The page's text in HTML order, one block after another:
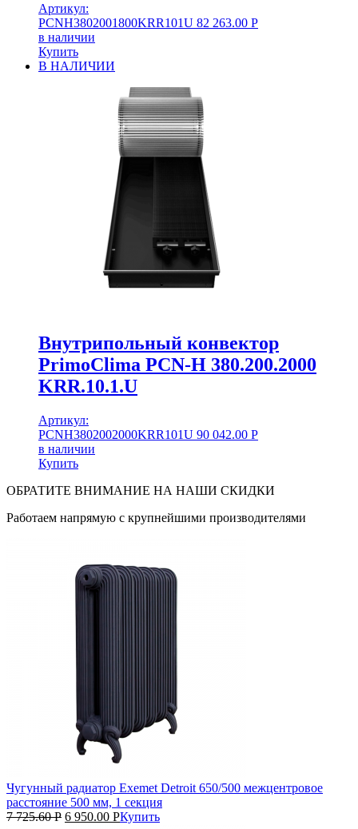
Артикул:
PCNH3802001800KRR101U 82 263.00 Р
в наличии
Купить
В НАЛИЧИИ
Внутрипольный конвектор
PrimoClima PCN-H 380.200.2000
KRR.10.1.U
Артикул:
PCNH3802002000KRR101U 90 042.00 Р
в наличии
Купить
ОБРАТИТЕ ВНИМАНИЕ НА НАШИ СКИДКИ
Работаем напрямую с крупнейшими производителями
Чугунный радиатор Exemet Detroit 650/500 межцентровое
расстояние 500 мм, 1 секция
7 725.60Р 6 950.00 РКупить